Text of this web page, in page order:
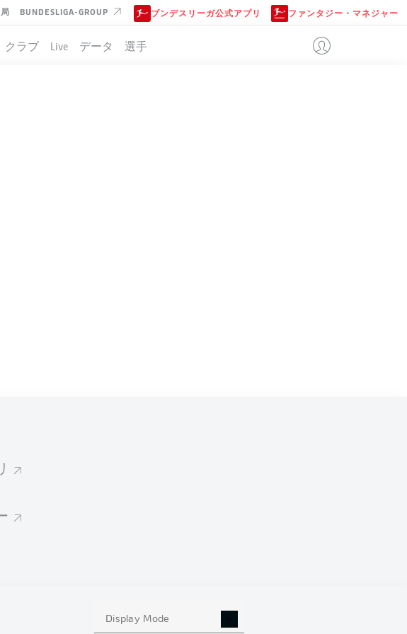
BUNDESLIGA-GROUP ブンデスリーガ公式アプリ ファンタジー・マネジャー
クラブ Live データ 選手
Display Mode